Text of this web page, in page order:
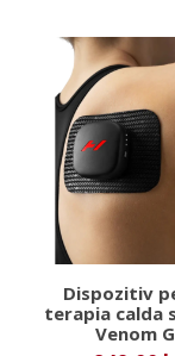
Dispozitiv
terapia calda
Venom